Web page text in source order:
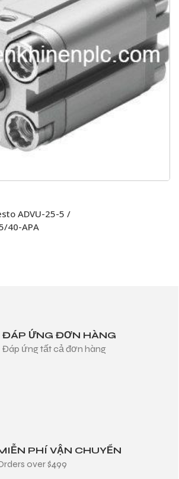
ADVU-25-5 /
40-APA
ĐÁP ỨNG ĐƠN HÀNG
Đáp ứng tất cả đơn hàng
PHÍ VẬN CHUYỂN
over $499